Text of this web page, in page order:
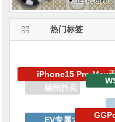
热门标签
EV专属大宝箱
WSOP